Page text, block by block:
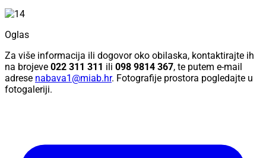
Oglas
Za više informacija ili dogovor oko obilaska, kontaktirajte ih
na brojeve 022 311 311 ili 098 9814 367, te putem e-mail
adrese nabava1@miab.hr. Fotografije prostora pogledajte u
fotogaleriji.